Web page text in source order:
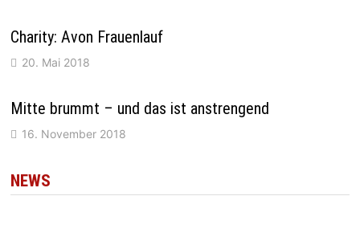
Charity: Avon Frauenlauf
20. Mai 2018
Mitte brummt – und das ist anstrengend
16. November 2018
NEWS